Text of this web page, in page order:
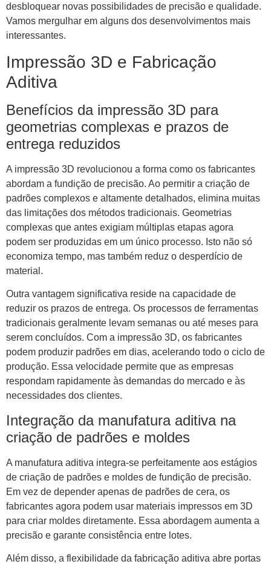
desbloquear novas possibilidades de precisão e qualidade.
Vamos mergulhar em alguns dos desenvolvimentos mais
interessantes.
Impressão 3D e Fabricação
Aditiva
Benefícios da impressão 3D para
geometrias complexas e prazos de
entrega reduzidos
A impressão 3D revolucionou a forma como os fabricantes
abordam a fundição de precisão. Ao permitir a criação de
padrões complexos e altamente detalhados, elimina muitas
das limitações dos métodos tradicionais. Geometrias
complexas que antes exigiam múltiplas etapas agora
podem ser produzidas em um único processo. Isto não só
economiza tempo, mas também reduz o desperdício de
material.
Outra vantagem significativa reside na capacidade de
reduzir os prazos de entrega. Os processos de ferramentas
tradicionais geralmente levam semanas ou até meses para
serem concluídos. Com a impressão 3D, os fabricantes
podem produzir padrões em dias, acelerando todo o ciclo de
produção. Essa velocidade permite que as empresas
respondam rapidamente às demandas do mercado e às
necessidades dos clientes.
Integração da manufatura aditiva na
criação de padrões e moldes
A manufatura aditiva integra-se perfeitamente aos estágios
de criação de padrões e moldes de fundição de precisão.
Em vez de depender apenas de padrões de cera, os
fabricantes agora podem usar materiais impressos em 3D
para criar moldes diretamente. Essa abordagem aumenta a
precisão e garante consistência entre lotes.
Além disso, a flexibilidade da fabricação aditiva abre portas